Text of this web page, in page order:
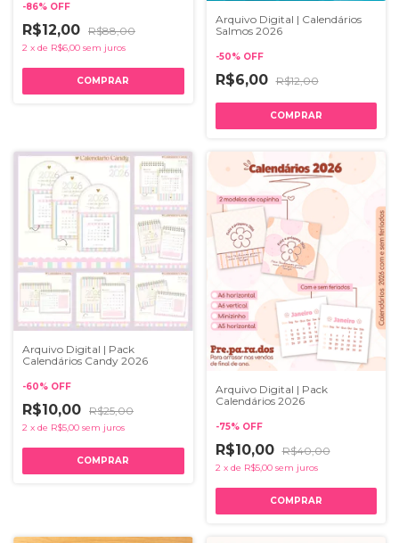
-86% OFF
R$12,00 R$88,00
2 x de R$6,00 sem juros
Arquivo Digital | Calendários
Salmos 2026
-50% OFF
R$6,00 R$12,00
Arquivo Digital | Pack
Calendários Candy 2026
-60% OFF
R$10,00 R$25,00
2 x de R$5,00 sem juros
Arquivo Digital | Pack
Calendários 2026
-75% OFF
R$10,00 R$40,00
2 x de R$5,00 sem juros